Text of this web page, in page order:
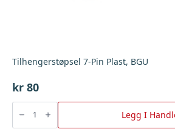
Tilhengerstøpsel 7-Pin Plast, BGU
kr 80
Tilhengerstøpsel
Pin
Plast,
Legg I